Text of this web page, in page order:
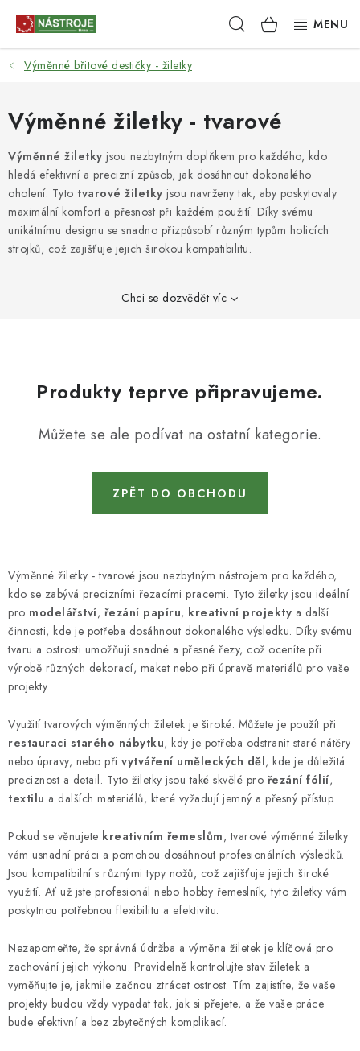
Hledat NÁKUPNÍ
KOŠÍK
NÁSTROJE
AKCE
BRUSIVO
ELEKTRONÁŘADÍ
LEPENÍ A SPOJOVÁNÍ
DÁRKOVÉ POUKAZY
STROJE DO DÍLNY
NÁSTROJE PRO STOLAŘE
NÁSTROJE PRO ŘEZÁNÍ DŘEVA
NÁSTROJE PRO FRÉZOVÁNÍ
NÁSTROJE PRO ŘEZÁNÍ KOVU
POTŘEBUJI DOBRÝ STROJ
KONTAKTY
Moje objednávka
Výměnné břitové destičky - žiletky
Výměnné žiletky - tvarové
Výměnné žiletky jsou nezbytným doplňkem pro každého, kdo
hledá efektivní a precizní způsob, jak dosáhnout dokonalého
oholení. Tyto tvarové žiletky jsou navrženy tak, aby poskytovaly
maximální komfort a přesnost při každém použití. Díky svému
unikátnímu designu se snadno přizpůsobí různým typům holicích
strojků, což zajišťuje jejich širokou kompatibilitu.
Chci se dozvědět víc
Produkty teprve připravujeme.
Můžete se ale podívat na ostatní kategorie.
ZPĚT DO OBCHODU
Výměnné žiletky - tvarové jsou nezbytným nástrojem pro každého,
kdo se zabývá precizními řezacími pracemi. Tyto žiletky jsou ideální
pro modelářství, řezání papíru, kreativní projekty a další
činnosti, kde je potřeba dosáhnout dokonalého výsledku. Díky svému
tvaru a ostrosti umožňují snadné a přesné řezy, což oceníte při
výrobě různých dekorací, maket nebo při úpravě materiálů pro vaše
projekty.
Využití tvarových výměnných žiletek je široké. Můžete je použít při
restauraci starého nábytku, kdy je potřeba odstranit staré nátěry
nebo úpravy, nebo při vytváření uměleckých děl, kde je důležitá
preciznost a detail. Tyto žiletky jsou také skvělé pro řezání fólií,
textilu a dalších materiálů, které vyžadují jemný a přesný přístup.
Pokud se věnujete kreativním řemeslům, tvarové výměnné žiletky
vám usnadní práci a pomohou dosáhnout profesionálních výsledků.
Jsou kompatibilní s různými typy nožů, což zajišťuje jejich široké
využití. Ať už jste profesionál nebo hobby řemeslník, tyto žiletky vám
poskytnou potřebnou flexibilitu a efektivitu.
Nezapomeňte, že správná údržba a výměna žiletek je klíčová pro
zachování jejich výkonu. Pravidelně kontrolujte stav žiletek a
vyměňujte je, jakmile začnou ztrácet ostrost. Tím zajistíte, že vaše
projekty budou vždy vypadat tak, jak si přejete, a že vaše práce
bude efektivní a bez zbytečných komplikací.